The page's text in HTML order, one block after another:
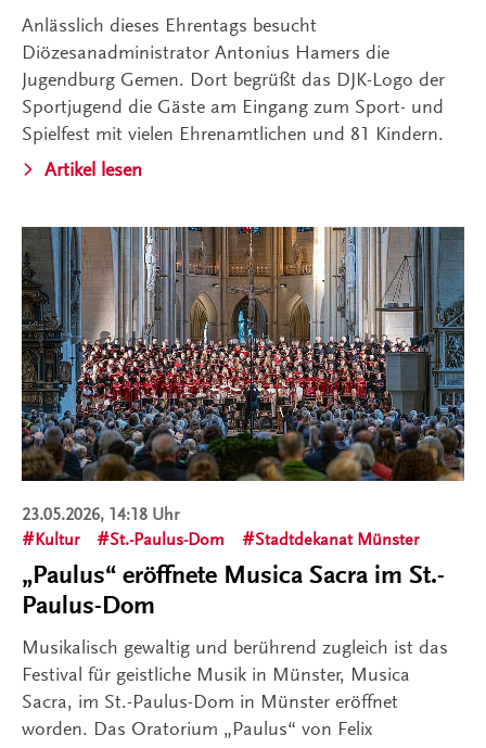
Anlässlich dieses Ehrentags besucht
Diözesanadministrator Antonius Hamers die
Jugendburg Gemen. Dort begrüßt das DJK-Logo der
Sportjugend die Gäste am Eingang zum Sport- und
Spielfest mit vielen Ehrenamtlichen und 81 Kindern.
Artikel lesen
23.05.2026, 14:18 Uhr
Kultur
St.-Paulus-Dom Stadtdekanat Münster
„Paulus“ eröffnete Musica Sacra im St.-
Paulus-Dom
Musikalisch gewaltig und berührend zugleich ist das
Festival für geistliche Musik in Münster, Musica
Sacra, im St.-Paulus-Dom in Münster eröffnet
worden. Das Oratorium „Paulus“ von Felix